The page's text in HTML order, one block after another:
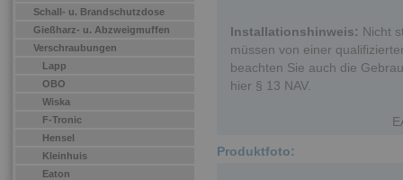
Schall- u. Brandschutzdose
Gießharz- u. Abzweigmuffen
Verschraubungen
Lapp
OBO
Wiska
F-Tronic
Hensel
Kleinhuis
Eaton
Installationshinweis: Nicht
müssen von einer
beachten Sie auch die
hier § 13 NAV.
Produktfoto: